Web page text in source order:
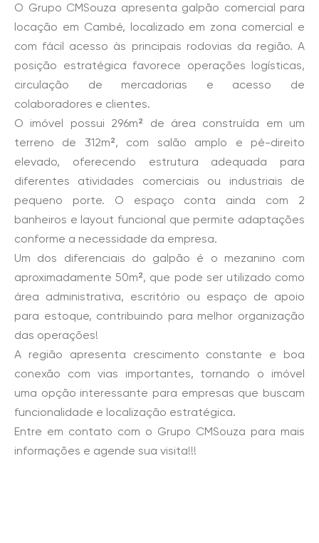
O Grupo CMSouza apresenta galpão comercial para
locação em Cambé, localizado em zona comercial e
com fácil acesso às principais rodovias da região. A
posição estratégica favorece operações logísticas,
circulação de mercadorias e acesso de
colaboradores e clientes.
O imóvel possui 296m² de área construída em um
terreno de 312m², com salão amplo e pé-direito
elevado, oferecendo estrutura adequada para
diferentes atividades comerciais ou industriais de
pequeno porte. O espaço conta ainda com 2
banheiros e layout funcional que permite adaptações
conforme a necessidade da empresa.
Um dos diferenciais do galpão é o mezanino com
aproximadamente 50m², que pode ser utilizado como
área administrativa, escritório ou espaço de apoio
para estoque, contribuindo para melhor organização
das operações!
A região apresenta crescimento constante e boa
conexão com vias importantes, tornando o imóvel
uma opção interessante para empresas que buscam
funcionalidade e localização estratégica.
Entre em contato com o Grupo CMSouza para mais
informações e agende sua visita!!!